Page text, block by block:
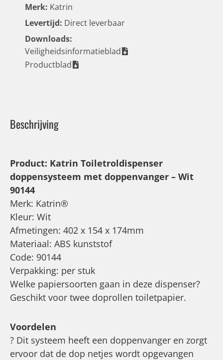
Merk: Katrin
Levertijd: Direct leverbaar
Downloads:
Veiligheidsinformatieblad
Productblad
Beschrijving
Product: Katrin Toiletroldispenser
doppensysteem met doppenvanger – Wit
90144
Merk: Katrin®
Kleur: Wit
Afmetingen: 402 x 154 x 174mm
Materiaal: ABS kunststof
Code: 90144
Verpakking: per stuk
Welke papiersoorten gaan in deze dispenser?
Geschikt voor twee doprollen toiletpapier.
Voordelen
? Dit systeem heeft een doppenvanger en zorgt
ervoor dat de dop netjes wordt opgevangen